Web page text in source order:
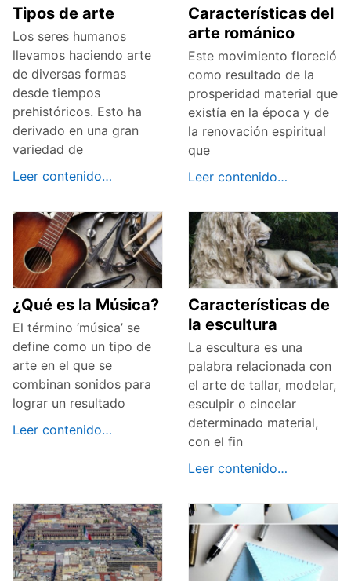
Tipos de arte
Los seres humanos
llevamos haciendo arte
de diversas formas
desde tiempos
prehistóricos. Esto ha
derivado en una gran
variedad de
Leer contenido…
Características del
arte románico
Este movimiento floreció
como resultado de la
prosperidad material que
existía en la época y de
la renovación espiritual
que
Leer contenido…
¿Qué es la Música?
El término ‘música’ se
define como un tipo de
arte en el que se
combinan sonidos para
lograr un resultado
Leer contenido…
Características de
la escultura
La escultura es una
palabra relacionada con
el arte de tallar, modelar,
esculpir o cincelar
determinado material,
con el fin
Leer contenido…